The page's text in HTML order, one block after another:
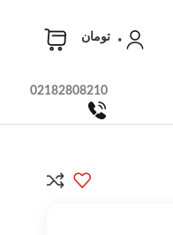
۰ تومان
02182808210